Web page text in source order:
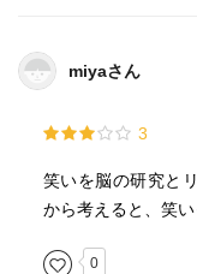
miyaさん
3
笑いを脳の研究と
から考えると、笑
0